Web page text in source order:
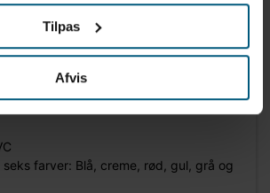
Tilpas
Afvis
400L4
farver: Blå, creme, rød, gul, grå og